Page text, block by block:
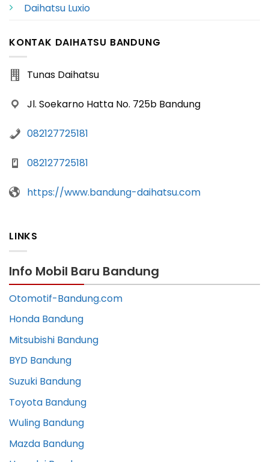
Daihatsu Luxio
KONTAK DAIHATSU BANDUNG
Tunas Daihatsu
Jl. Soekarno Hatta No. 725b Bandung
082127725181
082127725181
https://www.bandung-daihatsu.com
LINKS
Info Mobil Baru Bandung
Otomotif-Bandung.com
Honda Bandung
Mitsubishi Bandung
BYD Bandung
Suzuki Bandung
Toyota Bandung
Wuling Bandung
Mazda Bandung